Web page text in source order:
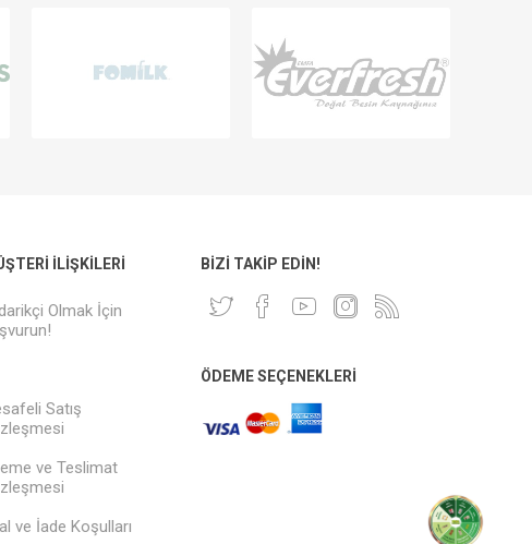
İLIŞKILERI
Olmak İçin
Satış
ve Teslimat
ve İade Koşulları
BIZI TAKIP EDIN!
ÖDEME SEÇENEKLERI